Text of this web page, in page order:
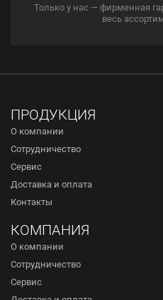
Только у нас — фирменная
весь
ПРОДУКЦИЯ
О компании
Сотрудничество
Сервис
Доставка и оплата
Контакты
КОМПАНИЯ
О компании
Сотрудничество
Сервис